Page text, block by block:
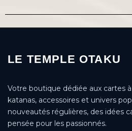
LE TEMPLE OTAKU
Votre boutique dédiée aux cartes
katanas, accessoires et univers
nouveautés régulières, des idées
pensée pour les passionnés.